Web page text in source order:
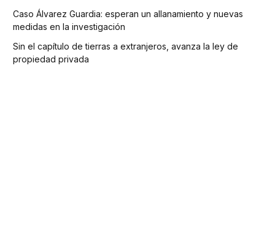
Caso Álvarez Guardia: esperan un allanamiento y nuevas
medidas en la investigación
Sin el capítulo de tierras a extranjeros, avanza la ley de
propiedad privada